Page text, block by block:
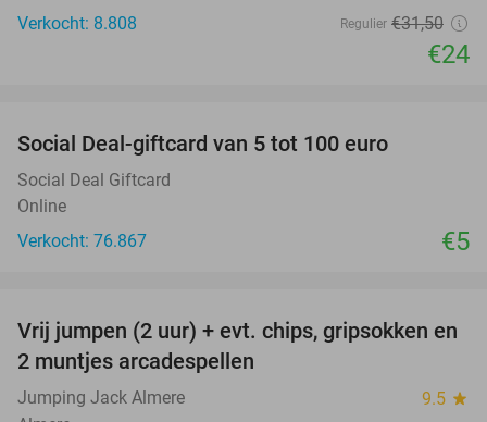
Verkocht: 8.808
Regulier €31,50
€24
Social Deal-giftcard van 5 tot 100 euro
Social Deal Giftcard
Online
Verkocht: 76.867
€5
38%
Vrij jumpen (2 uur) + evt. chips, gripsokken en
2 muntjes arcadespellen
Jumping Jack Almere 9.5 star